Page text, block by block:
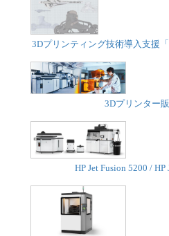
3Dプリンティング技術導入支援
3Dプリンター
HP Jet Fusion 5200 /